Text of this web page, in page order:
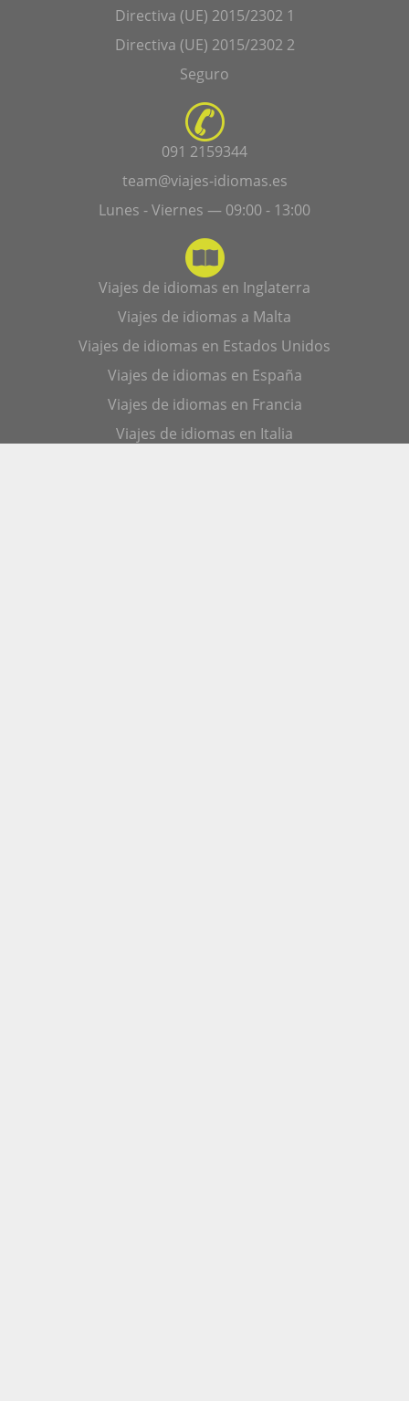
Directiva (UE) 2015/2302 1
Directiva (UE) 2015/2302 2
Seguro
091 2159344
team@viajes-idiomas.es
Lunes - Viernes — 09:00 - 13:00
Viajes de idiomas en Inglaterra
Viajes de idiomas a Malta
Viajes de idiomas en Estados Unidos
Viajes de idiomas en España
Viajes de idiomas en Francia
Viajes de idiomas en Italia